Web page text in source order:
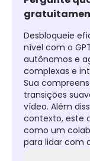
Desbloqueie
nível com o
autônomos e
complexas e
Sua
transições
vídeo. Além
contexto, este
como um
para lidar com